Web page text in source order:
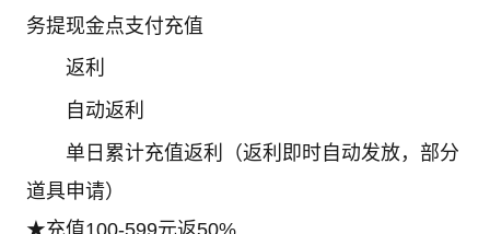
务提现金点支付充值
返利
自动返利
单日累计充值返利（返利即时自动发放，部分
道具申请）
★充值100-599元返50%